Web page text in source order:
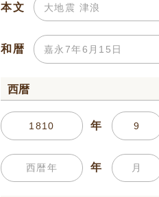
本文
和暦
西暦
年
年